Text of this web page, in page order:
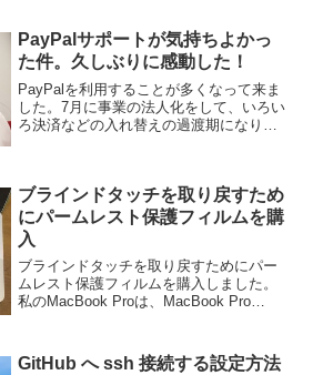
PayPalサポートが気持ちよかっ
た件。久しぶりに感動した！
PayPalを利用することが多くなって来ま
した。7月に事業の法人化をして、いろい
ろ決済などの入れ替えの過渡期になりつ
り別けるように進...
ブラインドタッチを取り戻すため
にパームレスト保護フィルムを購
入
ブラインドタッチを取り戻すためにパー
ムレスト保護フィルムを購入しました。
私のMacBook Proは、MacBook Pro
型...
GitHub へ ssh 接続する設定方法